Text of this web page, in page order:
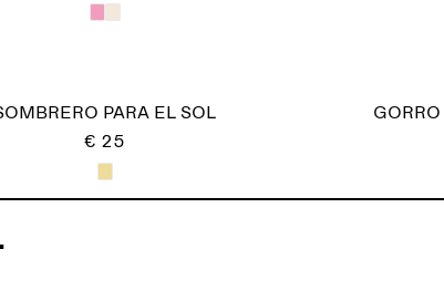
PARA EL SOL
€ 25